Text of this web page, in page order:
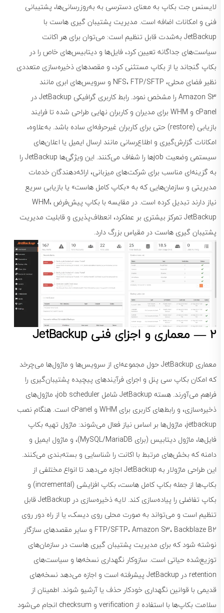
لایسنس جت بکاپ به معنای دسترسی به به‌روزرسانی‌ها، پشتیبانی
فنی و امکانات اضافه است. مدیریت پشتیبان گیری هاست با
JetBackup به‌شدت قابل تنظیم است: می‌توان برای هر اکانت
سیاست‌های جداگانه تعیین کرد، فایل‌ها و دیتابیس‌های خاص را در
بکاپ گنجاند یا از بکاپ مستثنی کرد، و مقصدهای ذخیره‌سازی متعددی
نظیر فضای محلی، NFS، FTP/SFTP و سرویس‌های ابری مانند
Amazon S3 را مشخص نمود. رابط کاربری گرافیکی JetBackup در
cPanel و WHM برای مدیران و کاربران نهایی طراحی شده تا فرایند
بازیابی (restore) حتی برای کاربران غیرحرفه‌ای ساده باشد. به‌علاوه،
امکانات گزارش‌گیری و اطلاع‌رسانی مانند ارسال ایمیل یا اعلان‌های
سیستمی وضعیت jobها را شفاف می‌کنند. این ویژگی‌ها JetBackup را
به گزینه‌ای مناسب برای شرکت‌های میزبانی، ارائه‌دهندگان خدمات
مدیریتی و سازمان‌هایی که به «بکاپ کامل هاست» یا بازیابی سریع
نیاز دارند تبدیل کرده است. در مقایسه با بکاپ پیش‌فرض WHM،
JetBackup تمرکز بیشتری بر عملکرد، انعطاف‌پذیری و قابلیت مدیریت
پشتیبان گیری هاست در مقیاس بزرگ دارد.
2 — معماری و اجزای فنی JetBackup
معماری JetBackup حول مجموعه‌ای از سرویس‌ها و ماژول‌ها می‌چرخد
که امکان بکاپ سی پنل و اجرای فرآیندهای پیچیده پشتیبان‌گیری را
فراهم می‌آورند. هسته JetBackup شامل job scheduler، ماژول‌های
ذخیره‌سازی، و رابط‌های کاربری برای WHM و cPanel است. هنگام نصب
jetbackup، ماژول‌ها بر اساس نیاز فعال می‌شوند: ماژول تهیه بکاپ
فایل‌ها، ماژول دیتابیس (برای MySQL/MariaDB)، و ماژول ایمیل و
دامنه که بخش‌های مرتبط با اکانت را شناسایی و بسته‌بندی می‌کنند.
این طراحی ماژولار به JetBackup اجازه می‌دهد تا انواع مختلفی از
بکاپ‌ها از جمله بکاپ کامل هاست، بکاپ افزایشی (incremental) و
بکاپ تفاضلی را پیاده‌سازی کند. لایه ذخیره‌سازی در JetBackup قابل
تنظیم است و می‌تواند به صورت محلی روی دیسک، یا از راه دور روی
FTP/SFTP، Amazon S3، Backblaze B2 و سایر مقصدهای سازگار
نوشته شود که برای مدیریت پشتیبان گیری هاست در سازمان‌های
توزیع‌شده حیاتی است. سازوکار نگهداری نسخه‌ها و سیاست‌های
retention در JetBackup پیشرفته است و اجازه می‌دهد نسخه‌های
قدیمی با قوانین نگهداری خودکار حذف یا آرشیو شوند. اطمینان از
سلامت بکاپ‌ها با استفاده از verification و checksum انجام می‌شود